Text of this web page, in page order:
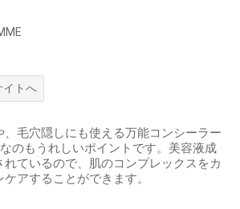
イトへ
毛穴隠しにも使える万能コンシーラー
のもうれしいポイントです。美容液成
ているので、肌のコンプレックスをカ
アすることができます。